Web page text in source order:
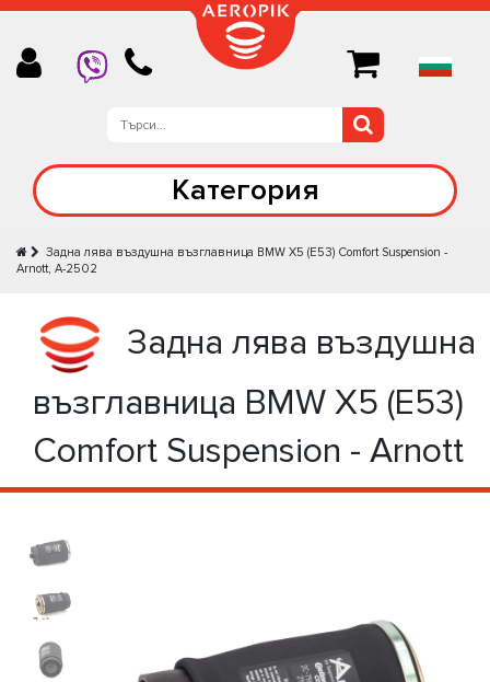
Категория
Задна лява въздушна възглавница BMW X5 (E53) Comfort Suspension -
Arnott, A-2502
Задна лява въздушна
възглавница BMW X5 (E53)
Comfort Suspension - Arnott